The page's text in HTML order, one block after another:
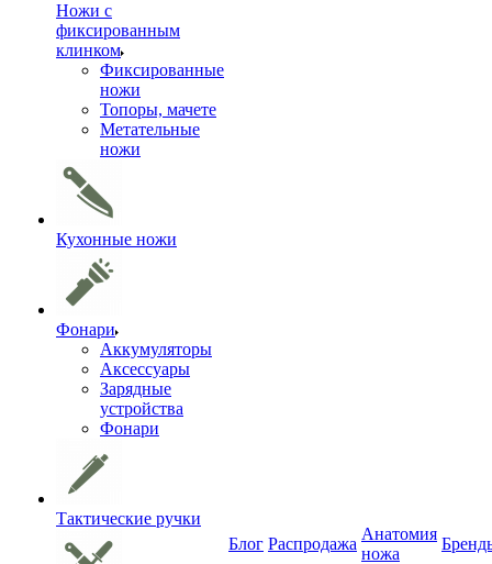
Ножи с
фиксированным
клинком
Фиксированные
ножи
Топоры, мачете
Метательные
ножи
Кухонные ножи
Фонари
Аккумуляторы
Аксессуары
Зарядные
устройства
Фонари
Тактические ручки
Блог Распродажа
Анатомия
ножа